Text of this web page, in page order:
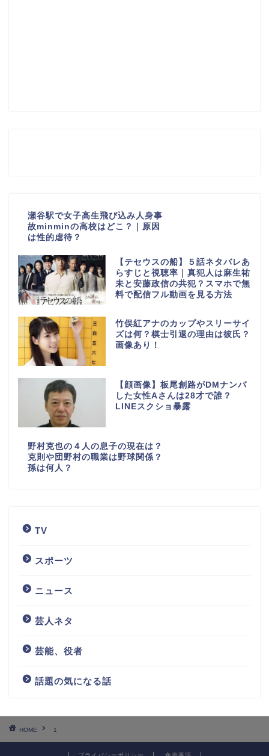
瀬谷駅で女子高生飛び込み人身事
故minminの高校はどこ？｜原因
は性的虐待？
【テセウスの船】５話ネタバレあ
らすじと視聴率｜真犯人は麻生祐
未と安藤政信の共犯？スマホで無
料で配信フル動画を見る方法
竹俣紅アナのカップやスリーサイ
ズは何？棋士引退の理由は彼氏？
画像あり！
【顔画像】板尾創路がDMナンパ
した女性Aさんは28才で誰？
LINEスクショ暴露
野村克也の４人の息子の現在は？
克則や団野村の職業は野球関係？
孫は何人？
TV
スポーツ
ニュース
芸人ネタ
芸能、役者
話題の気になる話
HOME 1